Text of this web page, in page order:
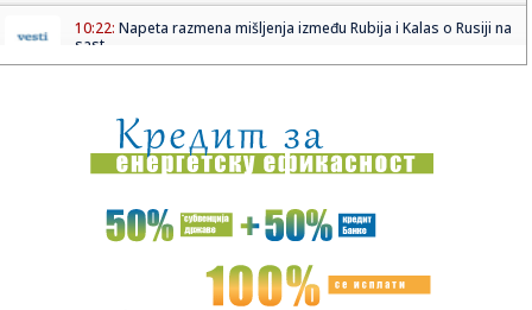
10:22: Napeta razmena mišljenja između Rubija i Kalas o Rusiji na
sast...
10:20:Smrt koja je ogolila sve: Šta se zaista dešavalo iza zidova
Fil...
10:16:Drecun: Kurtijeva ideja o povlačenju KFOR-a pokušaj
destabiliza...
KARLIK OZBILJNO PODIGAO BURU PRED VEČITI DERBI: „Više